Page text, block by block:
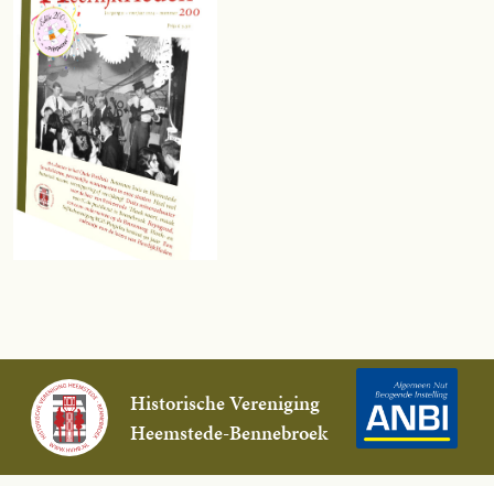
Historische Vereniging
Heemstede-Bennebroek